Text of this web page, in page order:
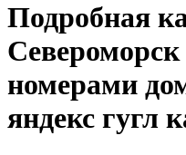
Подробная
номерами
яндекс гугл